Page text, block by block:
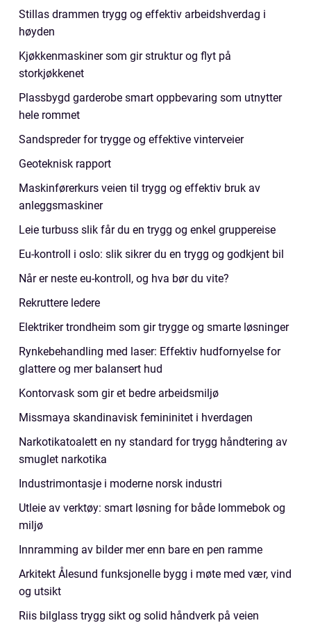
Stillas drammen trygg og effektiv arbeidshverdag i
høyden
Kjøkkenmaskiner som gir struktur og flyt på
storkjøkkenet
Plassbygd garderobe smart oppbevaring som utnytter
hele rommet
Sandspreder for trygge og effektive vinterveier
Geoteknisk rapport
Maskinførerkurs veien til trygg og effektiv bruk av
anleggsmaskiner
Leie turbuss slik får du en trygg og enkel gruppereise
Eu-kontroll i oslo: slik sikrer du en trygg og godkjent bil
Når er neste eu-kontroll, og hva bør du vite?
Rekruttere ledere
Elektriker trondheim som gir trygge og smarte løsninger
Rynkebehandling med laser: Effektiv hudfornyelse for
glattere og mer balansert hud
Kontorvask som gir et bedre arbeidsmiljø
Missmaya skandinavisk femininitet i hverdagen
Narkotikatoalett en ny standard for trygg håndtering av
smuglet narkotika
Industrimontasje i moderne norsk industri
Utleie av verktøy: smart løsning for både lommebok og
miljø
Innramming av bilder mer enn bare en pen ramme
Arkitekt Ålesund funksjonelle bygg i møte med vær, vind
og utsikt
Riis bilglass trygg sikt og solid håndverk på veien